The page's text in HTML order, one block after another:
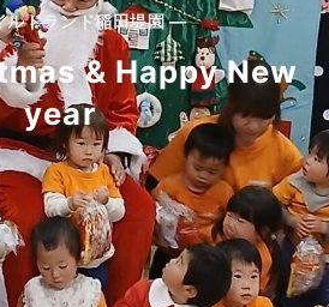
ドランド稲田堤園 —
& Happy New
year